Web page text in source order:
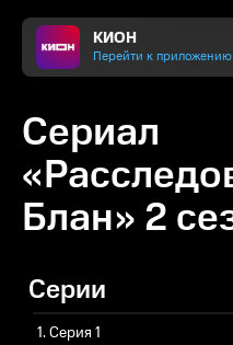
КИОН
Перейти к приложению
Сериал
Блан» 2
Серии
1. Серия 1